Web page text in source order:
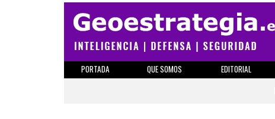
PORTADA QUE SOMOS EDITORIAL